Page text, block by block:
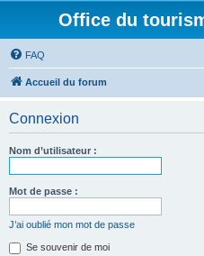
Office du
FAQ
Accueil du forum
Connexion
Nom d’utilisateur :
Mot de passe :
J’ai oublié mon mot de passe
Se souvenir de moi